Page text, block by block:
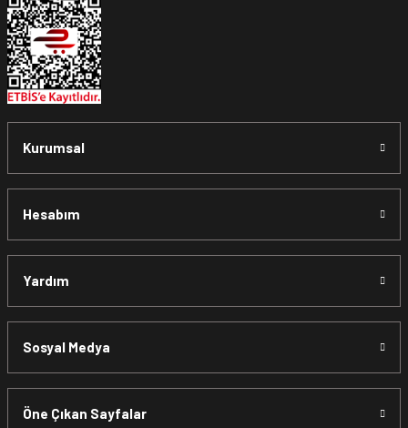
Kurumsal
Hesabım
Yardım
Sosyal Medya
Öne Çıkan Sayfalar